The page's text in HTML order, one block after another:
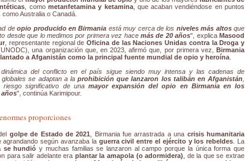
, como metanfetamina y ketamina, que acaban vendiéndose en puntos
como Australia o Canadá.
deopio producido en Birmania está muy cerca de los niveles más altosque
desde que lo medimos por primera vez hace más de 20 años", explicaMasood
, representante regional de Oficina de las Naciones Unidas contra la Droga y
una organización que, en 2023, afirmó que, por primera vez,Birmania
a Afganistán como la principal fuente mundial de opio y heroína
del conflicto en el país sigue siendo muy intensa y las cadenas de
globales se adaptan a la prohibición que lanzaron los talibán en Afganistán
riesgo significativo de una mayor expansión del opio en Birmania en los
", continúa Karimipour.
proporciones
golpe de Estado de 2021 , Birmania fue arrastrada a una crisis humanitaria
agrandando según avanzaba la guerra civil entre el ejército y los rebeldes . La
se hundió y muchas familias se lanzaron al campo porque la única forma que
para salir adelante era plantar la amapola (o adormidera) , de la que se extrae